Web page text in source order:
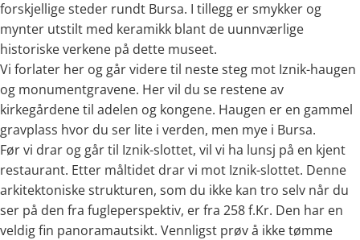
forskjellige steder rundt Bursa. I tillegg er smykker og
mynter utstilt med keramikk blant de uunnværlige
historiske verkene på dette museet.
Vi forlater her og går videre til neste steg mot Iznik-haugen
og monumentgravene. Her vil du se restene av
kirkegårdene til adelen og kongene. Haugen er en gammel
gravplass hvor du ser lite i verden, men mye i Bursa.
Før vi drar og går til Iznik-slottet, vil vi ha lunsj på en kjent
restaurant. Etter måltidet drar vi mot Iznik-slottet. Denne
arkitektoniske strukturen, som du ikke kan tro selv når du
ser på den fra fugleperspektiv, er fra 258 f.Kr. Den har en
veldig fin panoramautsikt. Vennligst prøv å ikke tømme